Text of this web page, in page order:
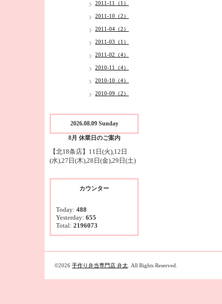
2011-11（1）
2011-10（2）
2011-04（2）
2011-03（1）
2011-02（4）
2010-11（4）
2010-10（4）
2010-09（2）
2026.08.09 Sunday
8月 休業日のご案内
【北18条店】11日(火),12日
(水),27日(木),28日(金),29日(土)
カウンター
Today: 488
Yesterday: 655
Total: 2196073
©2026 手作り弁当専門店 弁太 . All Rights Reserved.